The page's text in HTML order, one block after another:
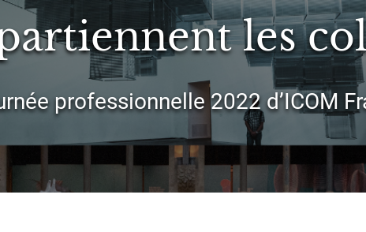
les
professionnelle 2022 d’ICOM